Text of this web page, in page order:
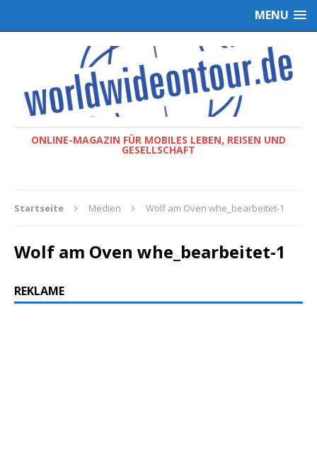
MENU
ONLINE-MAGAZIN FÜR MOBILES LEBEN, REISEN UND
GESELLSCHAFT
Startseite Medien Wolf am Oven whe_bearbeitet-1
Wolf am Oven whe_bearbeitet-1
REKLAME